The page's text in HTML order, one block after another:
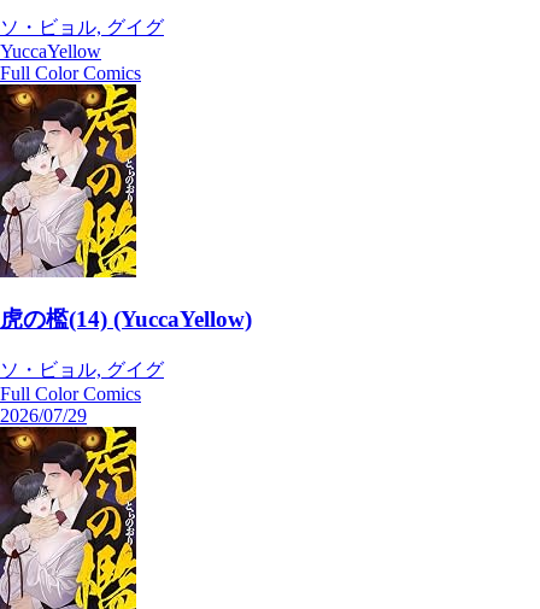
ソ・ビョル, グイグ
YuccaYellow
Full Color Comics
虎の檻(14) (YuccaYellow)
ソ・ビョル, グイグ
Full Color Comics
2026/07/29